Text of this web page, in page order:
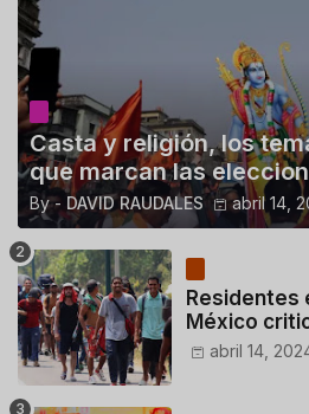
Casta y religión, los
que marcan las
By - DAVID RAUDALES abril 14,
Residentes
México
110 dólares
deportados
abril 14,